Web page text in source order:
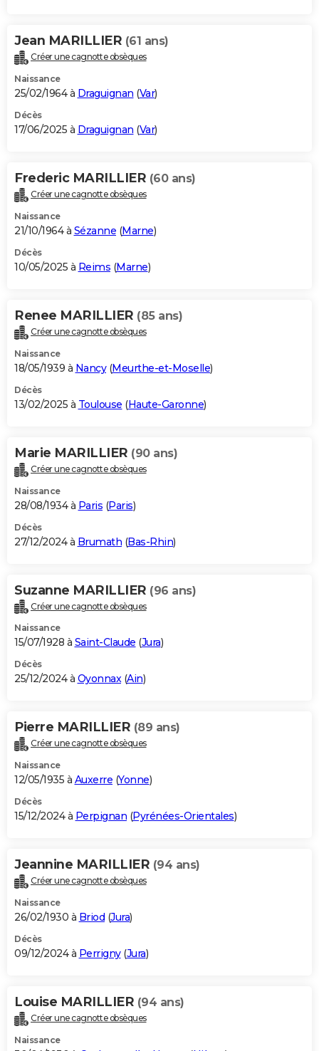
Jean MARILLIER (61 ans)
Créer une cagnotte obsèques
Naissance
25/02/1964 à Draguignan (Var)
Décès
17/06/2025 à Draguignan (Var)
Frederic MARILLIER (60 ans)
Créer une cagnotte obsèques
Naissance
21/10/1964 à Sézanne (Marne)
Décès
10/05/2025 à Reims (Marne)
Renee MARILLIER (85 ans)
Créer une cagnotte obsèques
Naissance
18/05/1939 à Nancy(Meurthe-et-Moselle)
Décès
13/02/2025 à Toulouse (Haute-Garonne)
Marie MARILLIER (90 ans)
Créer une cagnotte obsèques
Naissance
28/08/1934 à Paris (Paris)
Décès
27/12/2024 à Brumath (Bas-Rhin)
Suzanne MARILLIER (96 ans)
Créer une cagnotte obsèques
Naissance
15/07/1928 à Saint-Claude (Jura)
Décès
25/12/2024 à Oyonnax(Ain)
Pierre MARILLIER (89 ans)
Créer une cagnotte obsèques
Naissance
12/05/1935 à Auxerre (Yonne)
Décès
15/12/2024 à Perpignan (Pyrénées-Orientales)
Jeannine MARILLIER (94 ans)
Créer une cagnotte obsèques
Naissance
26/02/1930 à Briod (Jura)
Décès
09/12/2024 à Perrigny(Jura)
Louise MARILLIER (94 ans)
Créer une cagnotte obsèques
Naissance